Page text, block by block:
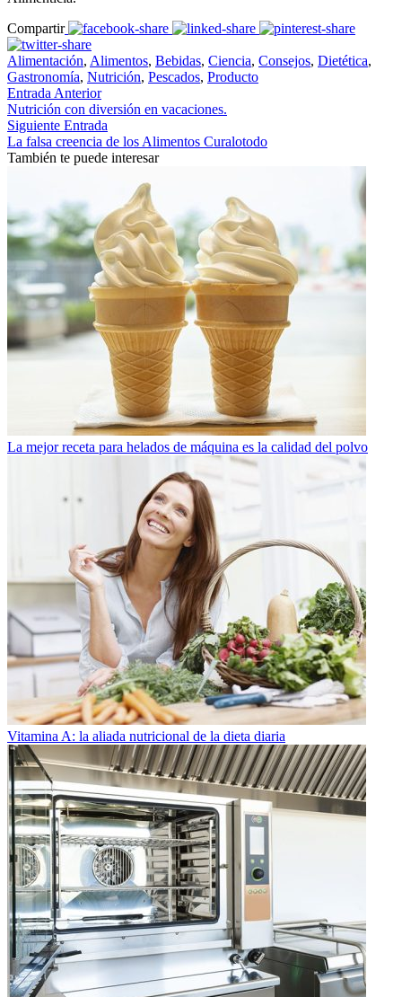
Compartir
Alimentación, Alimentos, Bebidas, Ciencia, Consejos, Dietética,
Gastronomía, Nutrición, Pescados, Producto
Entrada Anterior
Nutrición con diversión en vacaciones.
Siguiente Entrada
La falsa creencia de los Alimentos Curalotodo
También te puede interesar
La mejor receta para helados de máquina es la calidad del polvo
Vitamina A: la aliada nutricional de la dieta diaria